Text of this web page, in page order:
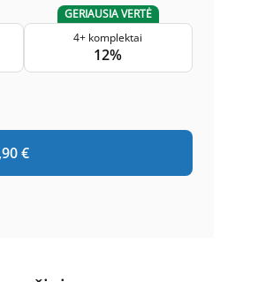
GERIAUSIA VERTĖ
4+ komplektai
12%
€